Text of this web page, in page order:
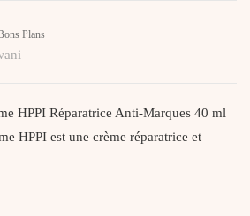
Plans
HPPI Réparatrice Anti-Marques 40 ml
HPPI est une crème réparatrice et